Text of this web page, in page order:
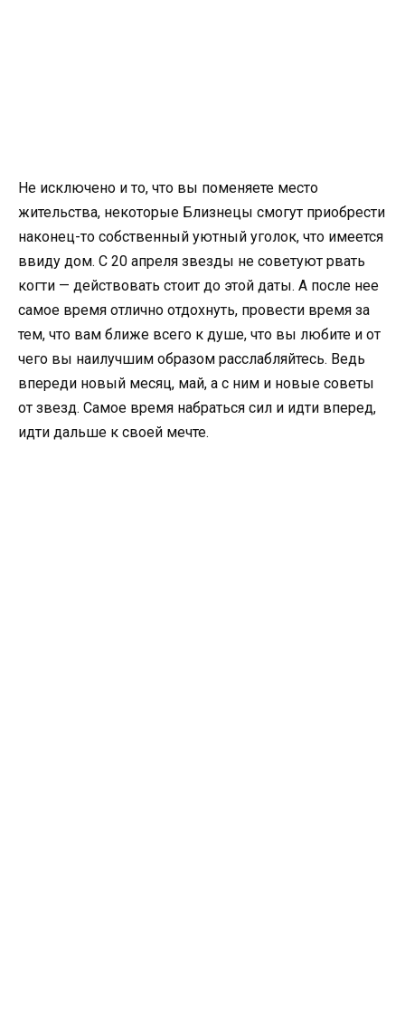
Не исключено и то, что вы поменяете место
жительства, некоторые Близнецы смогут приобрести
наконец-то собственный уютный уголок, что имеется
ввиду дом. С 20 апреля звезды не советуют рвать
когти — действовать стоит до этой даты. А после нее
самое время отлично отдохнуть, провести время за
тем, что вам ближе всего к душе, что вы любите и от
чего вы наилучшим образом расслабляйтесь. Ведь
впереди новый месяц, май, а с ним и новые советы
от звезд. Самое время набраться сил и идти вперед,
идти дальше к своей мечте.